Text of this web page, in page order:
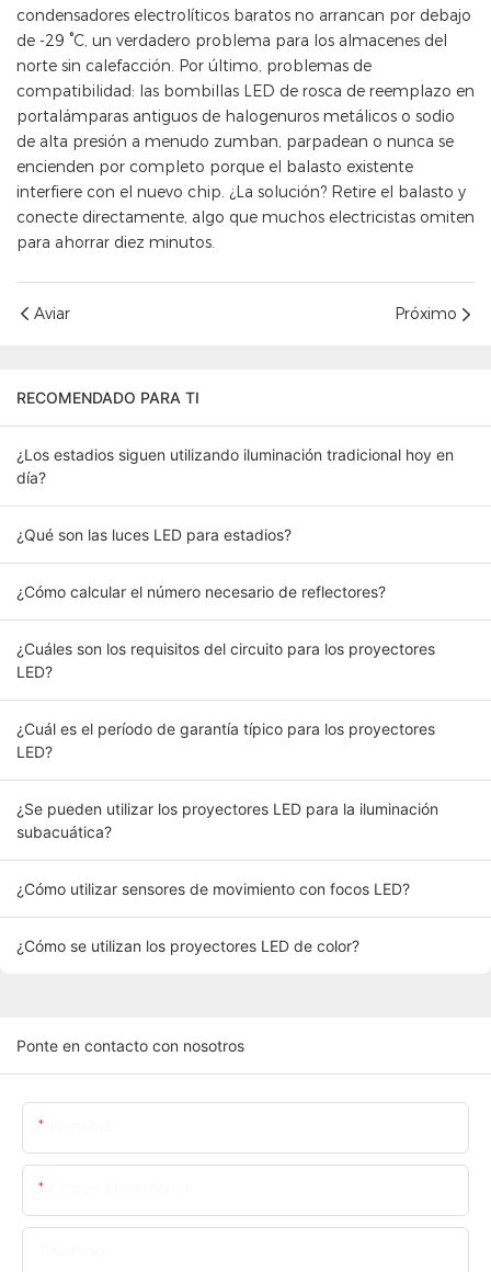
condensadores electrolíticos baratos no arrancan por debajo
de -29 °C, un verdadero problema para los almacenes del
norte sin calefacción. Por último, problemas de
compatibilidad: las bombillas LED de rosca de reemplazo en
portalámparas antiguos de halogenuros metálicos o sodio
de alta presión a menudo zumban, parpadean o nunca se
encienden por completo porque el balasto existente
interfiere con el nuevo chip. ¿La solución? Retire el balasto y
conecte directamente, algo que muchos electricistas omiten
para ahorrar diez minutos.
Aviar Próximo
RECOMENDADO PARA TI
¿Los estadios siguen utilizando iluminación tradicional hoy en
día?
¿Qué son las luces LED para estadios?
¿Cómo calcular el número necesario de reflectores?
¿Cuáles son los requisitos del circuito para los proyectores
LED?
¿Cuál es el período de garantía típico para los proyectores
LED?
¿Se pueden utilizar los proyectores LED para la iluminación
subacuática?
¿Cómo utilizar sensores de movimiento con focos LED?
¿Cómo se utilizan los proyectores LED de color?
Ponte en contacto con nosotros